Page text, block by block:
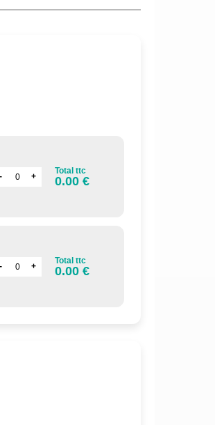
Total ttc
0.00 €
Total ttc
0.00 €